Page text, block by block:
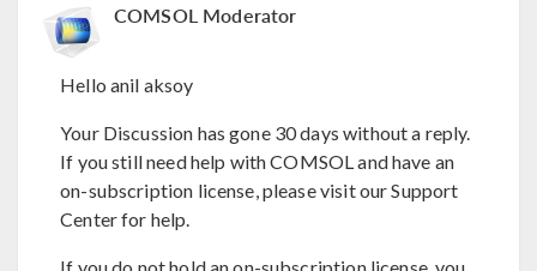
COMSOL Moderator
Hello anil aksoy
Your Discussion has gone 30 days without a reply.
If you still need help with COMSOL and have an
on-subscription license, please visit our Support
Center for help.
If you do not hold an on-subscription license, you